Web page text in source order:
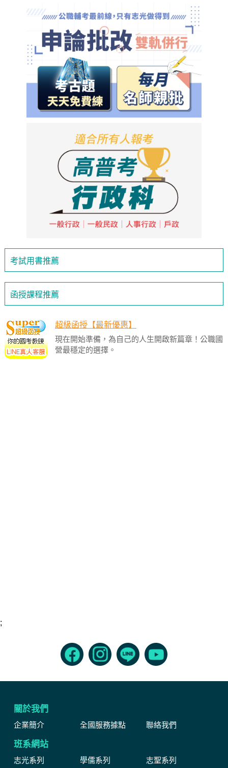
考試用書推薦
函授課程推薦
超級函授【最新優惠】
現在開始準備，為自己的人生開啟新篇章！公職國
營最穩定的選擇。
;
關於我們
企業簡介 全國服務據點 聯絡我們
班系網站
志光系列 學儒系列 志聖系列